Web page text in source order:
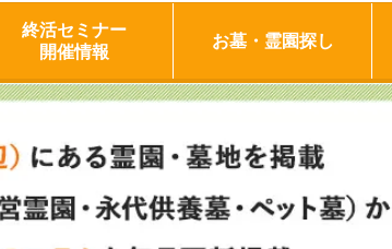
終活セミナー
開催情報
お墓・霊園探し